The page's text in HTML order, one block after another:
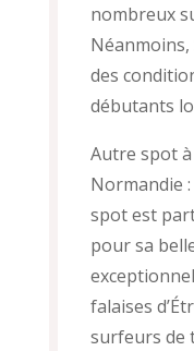
nombreux
des
débutants
Autre spot
Normandie :
spot est
pour sa
falaises
surfeurs de